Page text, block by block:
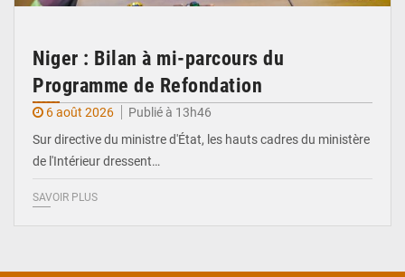
Niger : Bilan à mi-parcours du
Programme de Refondation
6 août 2026
Publié à 13h46
Sur directive du ministre d'État, les hauts cadres du ministère
de l'Intérieur dressent…
SAVOIR PLUS